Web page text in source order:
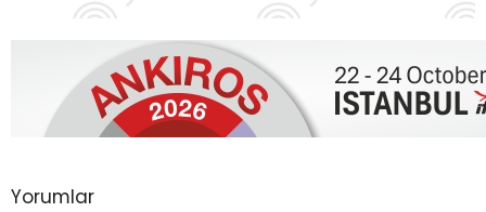
Yorumlar